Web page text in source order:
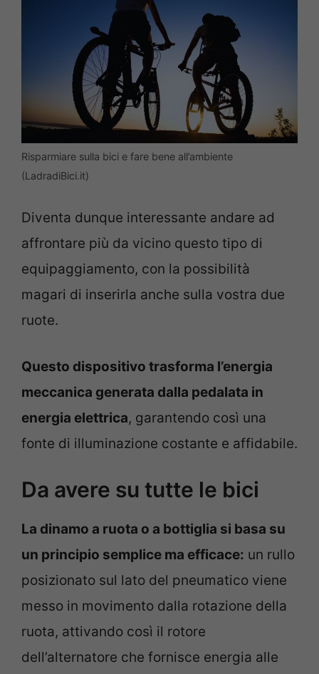
Risparmiare sulla bici e fare bene all’ambiente
(LadradiBici.it)
Diventa dunque interessante andare ad
affrontare più da vicino questo tipo di
equipaggiamento, con la possibilità
magari di inserirla anche sulla vostra due
ruote.
Questo dispositivo trasforma l’energia
meccanica generata dalla pedalata in
energia elettrica, garantendo così una
fonte di illuminazione costante e affidabile.
Da avere su tutte le bici
La dinamo a ruota o a bottiglia si basa su
un principio semplice ma efficace: un rullo
posizionato sul lato del pneumatico viene
messo in movimento dalla rotazione della
ruota, attivando così il rotore
dell’alternatore che fornisce energia alle